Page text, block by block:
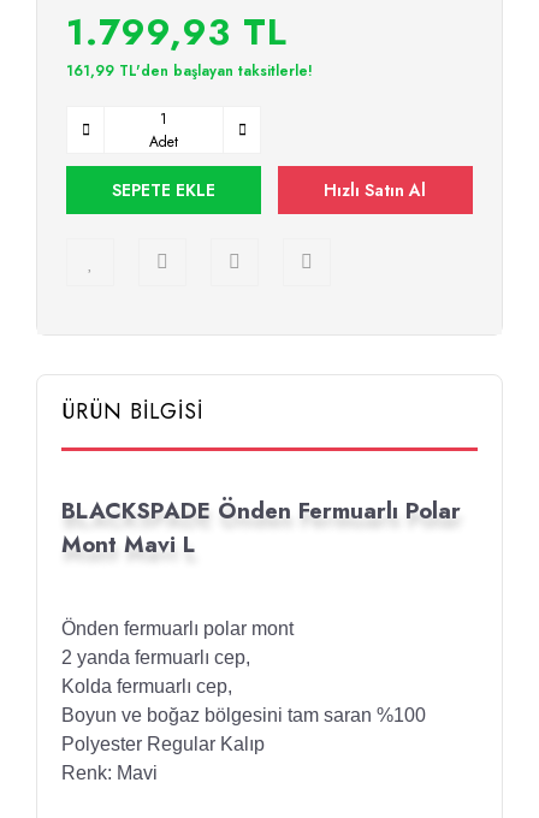
1.799,93 TL
161,99 TL'den başlayan taksitlerle!
Adet
SEPETE EKLE Hızlı Satın Al
ÜRÜN BİLGİSİ
BLACKSPADE Önden Fermuarlı Polar
Mont Mavi L
Önden fermuarlı polar mont
2 yanda fermuarlı cep,
Kolda fermuarlı cep,
Boyun ve boğaz bölgesini tam saran %100
Polyester Regular Kalıp
Renk: Mavi